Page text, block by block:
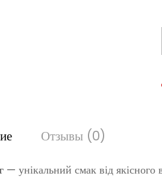
Отзывы (0)
— унікальний смак від